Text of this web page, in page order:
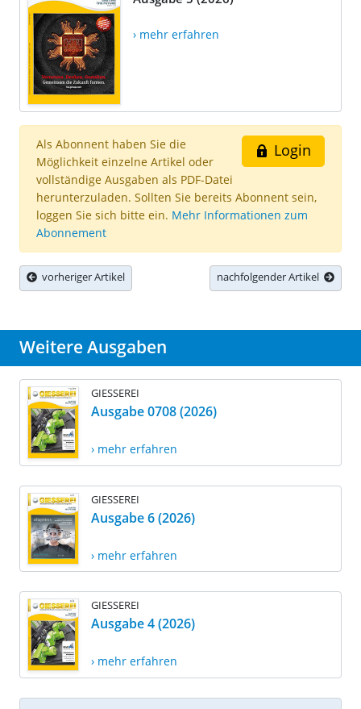
› mehr erfahren
Login
Als Abonnent haben Sie die
Möglichkeit einzelne Artikel oder
vollständige Ausgaben als PDF-Datei
herunterzuladen. Sollten Sie bereits Abonnent sein,
loggen Sie sich bitte ein. Mehr Informationen zum
Abonnement
vorheriger Artikel nachfolgender Artikel
Weitere Ausgaben
GIESSEREI
Ausgabe 0708 (2026)
› mehr erfahren
GIESSEREI
Ausgabe 6 (2026)
› mehr erfahren
GIESSEREI
Ausgabe 4 (2026)
› mehr erfahren